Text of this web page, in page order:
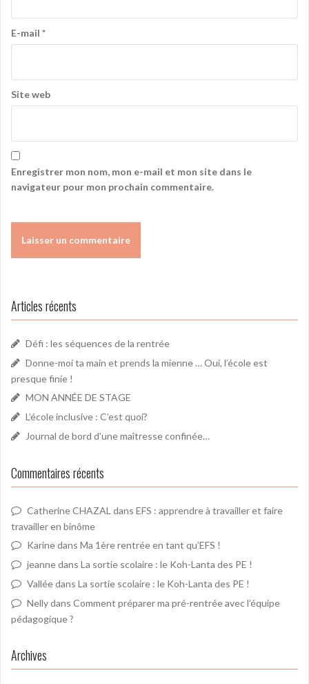
E-mail *
Site web
Enregistrer mon nom, mon e-mail et mon site dans le
navigateur pour mon prochain commentaire.
Articles récents
Défi : les séquences de la rentrée
Donne-moi ta main et prends la mienne … Oui, l’école est
presque finie !
MON ANNÉE DE STAGE
L’école inclusive : C’est quoi?
Journal de bord d’une maîtresse confinée…
Commentaires récents
Catherine CHAZAL dans EFS : apprendre à travailler et faire
travailler en binôme
Karinedans Ma 1ère rentrée en tant qu’EFS !
jeannedans La sortie scolaire : le Koh-Lanta des PE !
Valléedans La sortie scolaire : le Koh-Lanta des PE !
Nellydans Comment préparer ma pré-rentrée avec l’équipe
pédagogique ?
Archives